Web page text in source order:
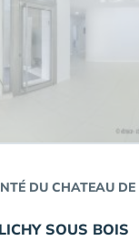
DU CHATEAU DE
SOUS BOIS